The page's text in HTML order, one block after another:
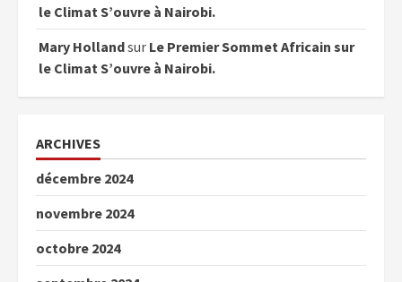
le Climat S’ouvre à Nairobi.
Mary Hollandsur Le Premier Sommet Africain sur
le Climat S’ouvre à Nairobi.
ARCHIVES
décembre 2024
novembre 2024
octobre 2024